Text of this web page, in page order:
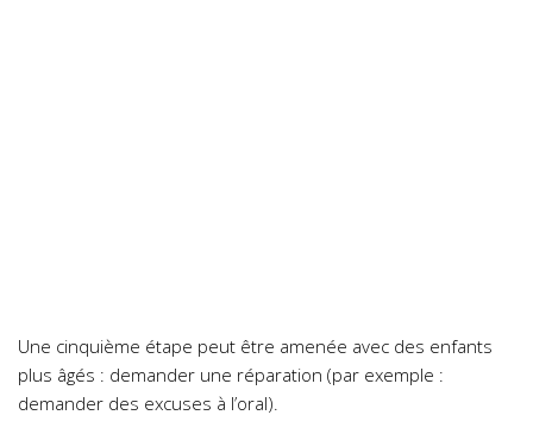
Une cinquième étape peut être amenée avec des enfants
plus âgés : demander une réparation (par exemple :
demander des excuses à l’oral).